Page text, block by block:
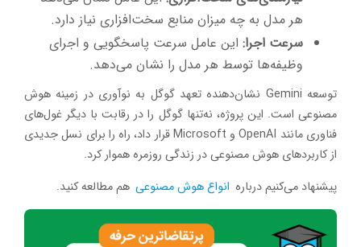
هر مدل به چه میزان منابع سخت‌افزاری نیاز دارد.
سرعت اجرا: این عامل سرعت پاسخگویی و اجرای
وظیفه‌ها توسط هر مدل را نشان می‌دهد.
توسعه Gemini نشان‌دهنده تعهد گوگل به نوآوری در زمینه هوش
مصنوعی است. این پروژه، نه‌تنها گوگل را در رقابت با دیگر غول‌های
فناوری مانند OpenAI و Microsoft قرار داد، راه را برای نسل جدیدی
از کاربردهای هوش مصنوعی در زندگی روزمره هموار کرد.
پیشنهاد می‌کنیم درباره انواع هوش مصنوعی هم مطالعه کنید.